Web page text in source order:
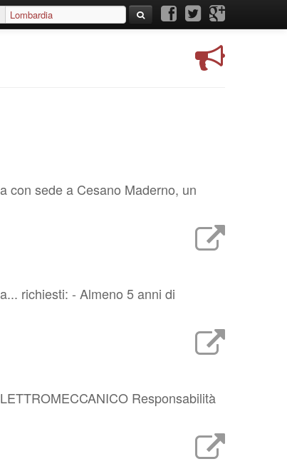
con sede a Cesano Maderno, un
richiesti: - Almeno 5 anni di
Responsabilità